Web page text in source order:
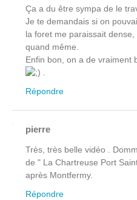
Ça a du être sympa de le
Je te demandais si on
la foret me paraissait
quand même.
Enfin bon, on a de vraiment
Répondre
pierre
Très, très belle vidéo .
de " La Chartreuse Port
après Montfermy.
Répondre